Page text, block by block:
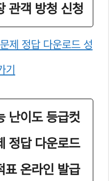
관객 방청 신청
제 정답 다운로드 성
기
난이도 등급컷
정답 다운로드
표 온라인 발급